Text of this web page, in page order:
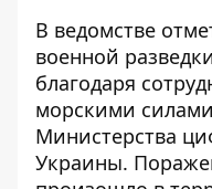
В ведомстве
военной
благодаря
морскими
Министерства
Украины.